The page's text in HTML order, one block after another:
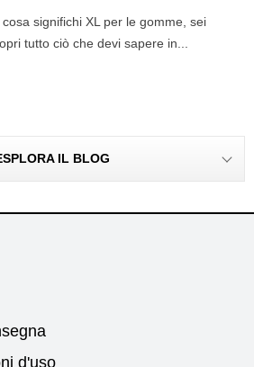
significhi XL per le gomme, sei
tutto ciò che devi sapere in...
IL BLOG
d'uso